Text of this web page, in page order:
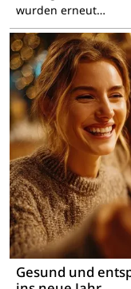
wurden erneut…
Gesund und